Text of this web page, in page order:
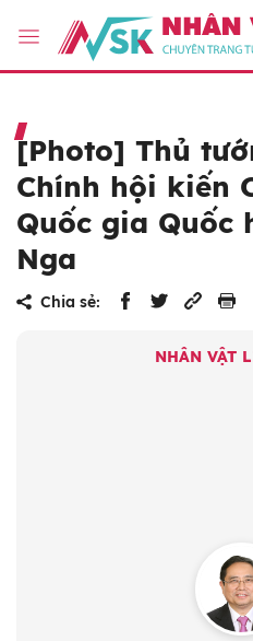
[Photo] Thủ
Chính hội kiến
Quốc gia Quốc
Nga
Chia sẻ:
NHÂN VẬT